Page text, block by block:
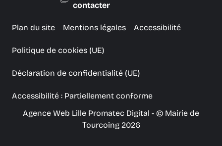
contacter
Plan du site Mentions légales Accessibilité
Politique de cookies (UE)
Déclaration de confidentialité (UE)
Accessibilité : Partiellement conforme
Agence Web Lille Promatec Digital - © Mairie de
Tourcoing 2026